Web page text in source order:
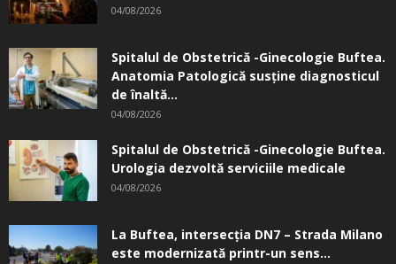
04/08/2026
Spitalul de Obstetrică -Ginecologie Buftea.
Anatomia Patologică susţine diagnosticul
de înaltă...
04/08/2026
Spitalul de Obstetrică -Ginecologie Buftea.
Urologia dezvoltă serviciile medicale
04/08/2026
La Buftea, intersecţia DN7 – Strada Milano
este modernizată printr-un sens...